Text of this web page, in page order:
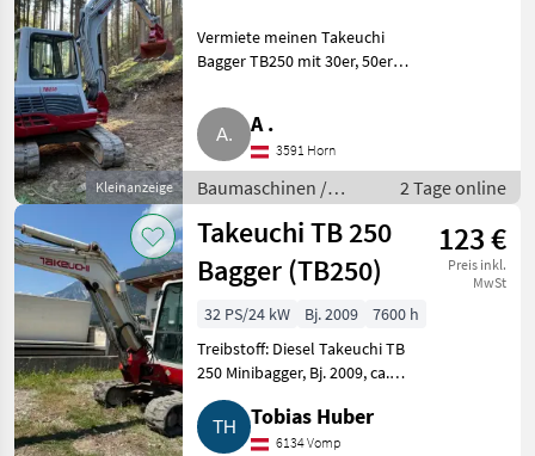
Kleinanzeige
Vermiete meinen Takeuchi
Bagger TB250 mit 30er, 50er
telefonischer Vereinbarung.
Preis exkl. Diesel und Transport.
Baumaschinen Bagger-
Anbauwerk
A .
3591 Horn
Baumaschinen /
Bagger-
Anbauwerkzeuge
2 Tage online
Takeuchi TB 250
Bagger (TB250)
123 €
Preis inkl.
MwSt
32 PS/24 kW Bj. 2009
7600 h
Treibstoff: Diesel Takeuchi TB
250 Minibagger, Bj. 2009, ca.
7.600 h, Powertilt PTS-07, hydr.
SW, Aufnahme: Martin, 3 Löffel
dabei, 3., 4. Steuerkreis
Tobias Huber
6134 Vomp